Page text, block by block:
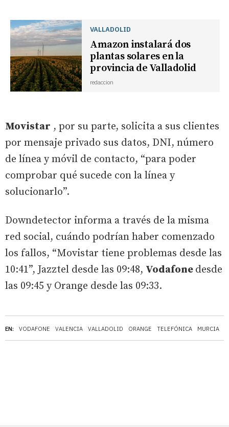
EN: VODAFONE VALENCIA VALLADOLID ORANGE TELEFÓNICA MURCIA
VALLADOLID
Amazon instalará dos
plantas solares en la
provincia de Valladolid
redaccion
Movistar , por su parte, solicita a sus clientes
por mensaje privado sus datos, DNI, número
de línea y móvil de contacto, “para poder
comprobar qué sucede con la línea y
solucionarlo”.
Downdetector informa a través de la misma
red social, cuándo podrían haber comenzado
los fallos, “Movistar tiene problemas desde las
10:41”, Jazztel desde las 09:48, Vodafone desde
las 09:45 y Orange desde las 09:33.